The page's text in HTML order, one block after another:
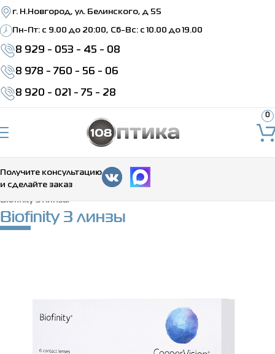
г. Н.Новгород, ул. Белинского, д 55
Пн-Пт: c 9.00 до 20:00, Сб-Вс: с 10.00 до 19.00
8 929 - 053 - 45 - 08
8 978 - 760 - 56 - 06
8 920 - 021 - 75 - 28
0
Получите консультацию
и сделайте заказ
Главная>Каталог Контактные линзы
Biofinity 3 линзы
Biofinity 3 линзы